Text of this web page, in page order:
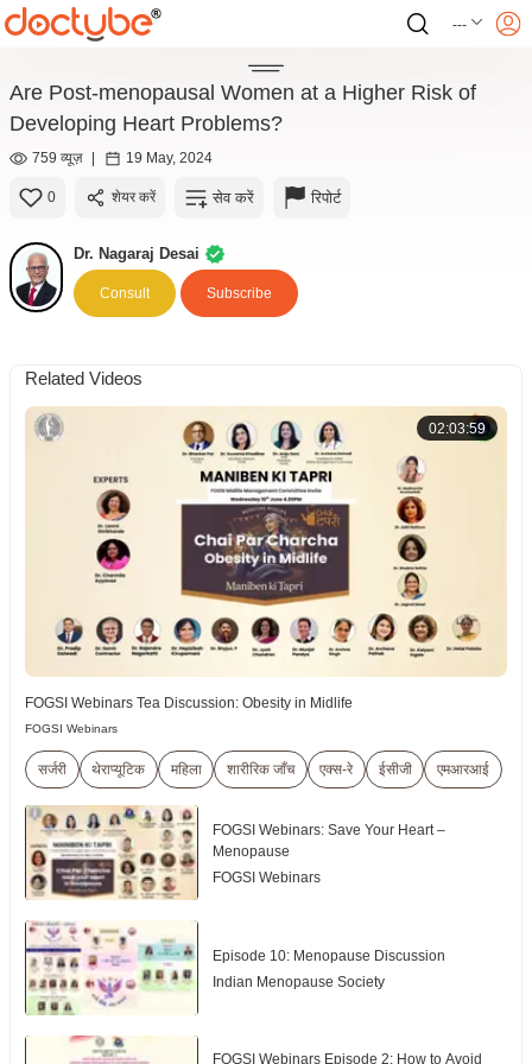
---
Are Post-menopausal Women at a Higher Risk of
Developing Heart Problems?
759 व्यूज़ | 19 May, 2024
0 शेयर करें सेव करें रिपोर्ट
Dr. Nagaraj Desai
Consult Subscribe
Related Videos
02:03:59
FOGSI Webinars Tea Discussion: Obesity in Midlife
FOGSI Webinars
सर्जरी थेराप्यूटिक महिला शारीरिक जाँच एक्स-रे ईसीजी एमआरआई
FOGSI Webinars: Save Your Heart –
Menopause
FOGSI Webinars
Episode 10: Menopause Discussion
Indian Menopause Society
FOGSI Webinars Episode 2: How to Avoid